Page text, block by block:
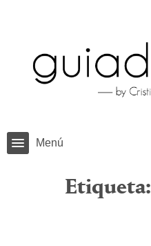
Menú
Etiqueta: